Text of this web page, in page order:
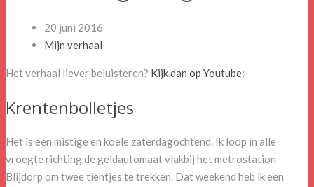
20 juni 2016
Mijn verhaal
Het verhaal liever beluisteren? Kijk dan op Youtube:
Krentenbolletjes
Het is een mistige en koele zaterdagochtend. Ik loop in alle
vroegte richting de geldautomaat vlakbij het metrostation
Blijdorp om twee tientjes te trekken. Dat weekend heb ik een